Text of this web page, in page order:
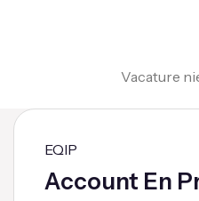
Vacature
EQIP
Account En